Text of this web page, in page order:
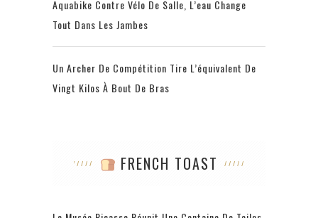
Aquabike Contre Vélo De Salle, L’eau Change
Tout Dans Les Jambes
Un Archer De Compétition Tire L’équivalent De
Vingt Kilos À Bout De Bras
FRENCH TOAST